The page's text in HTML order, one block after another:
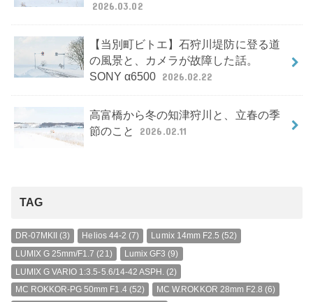
2026.03.02
【当別町ビトエ】石狩川堤防に登る道
の風景と、カメラが故障した話。
SONY α6500 2026.02.22
高富橋から冬の知津狩川と、立春の季
節のこと
2026.02.11
TAG
DR-07MKII (3) Helios 44-2 (7) Lumix 14mm F2.5 (52)
LUMIX G 25mm/F1.7 (21) Lumix GF3 (9)
LUMIX G VARIO 1:3.5-5.6/14-42 ASPH. (2)
MC ROKKOR-PG 50mm F1.4(52) MC W.ROKKOR 28mm F2.8 (6)